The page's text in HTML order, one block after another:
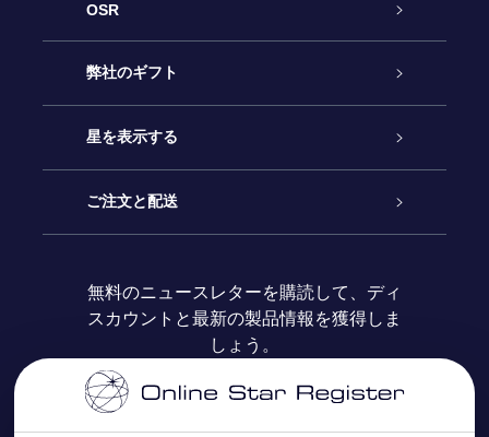
OSR
カスタマーサービス
お問い合わせ
ブログ
レビュー
弊社のギフト
Online Starギフト
OSRギフトパック
OSR ギフトカード
法人ギフト
星を表示する
星の登録
カスタマイズされたStar Page
One Million Stars
ご注文と配送
お支払いに関する情報
配送に関する情報
無料のニュースレターを購読して、ディ
スカウントと最新の製品情報を獲得しま
しょう。